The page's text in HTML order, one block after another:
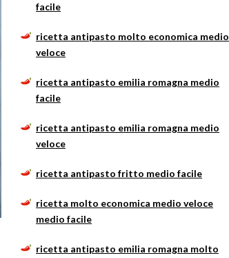
facile
ricetta antipasto molto economica medio
veloce
ricetta antipasto emilia romagna medio
facile
ricetta antipasto emilia romagna medio
veloce
ricetta antipasto fritto medio facile
ricetta molto economica medio veloce
medio facile
ricetta antipasto emilia romagna molto